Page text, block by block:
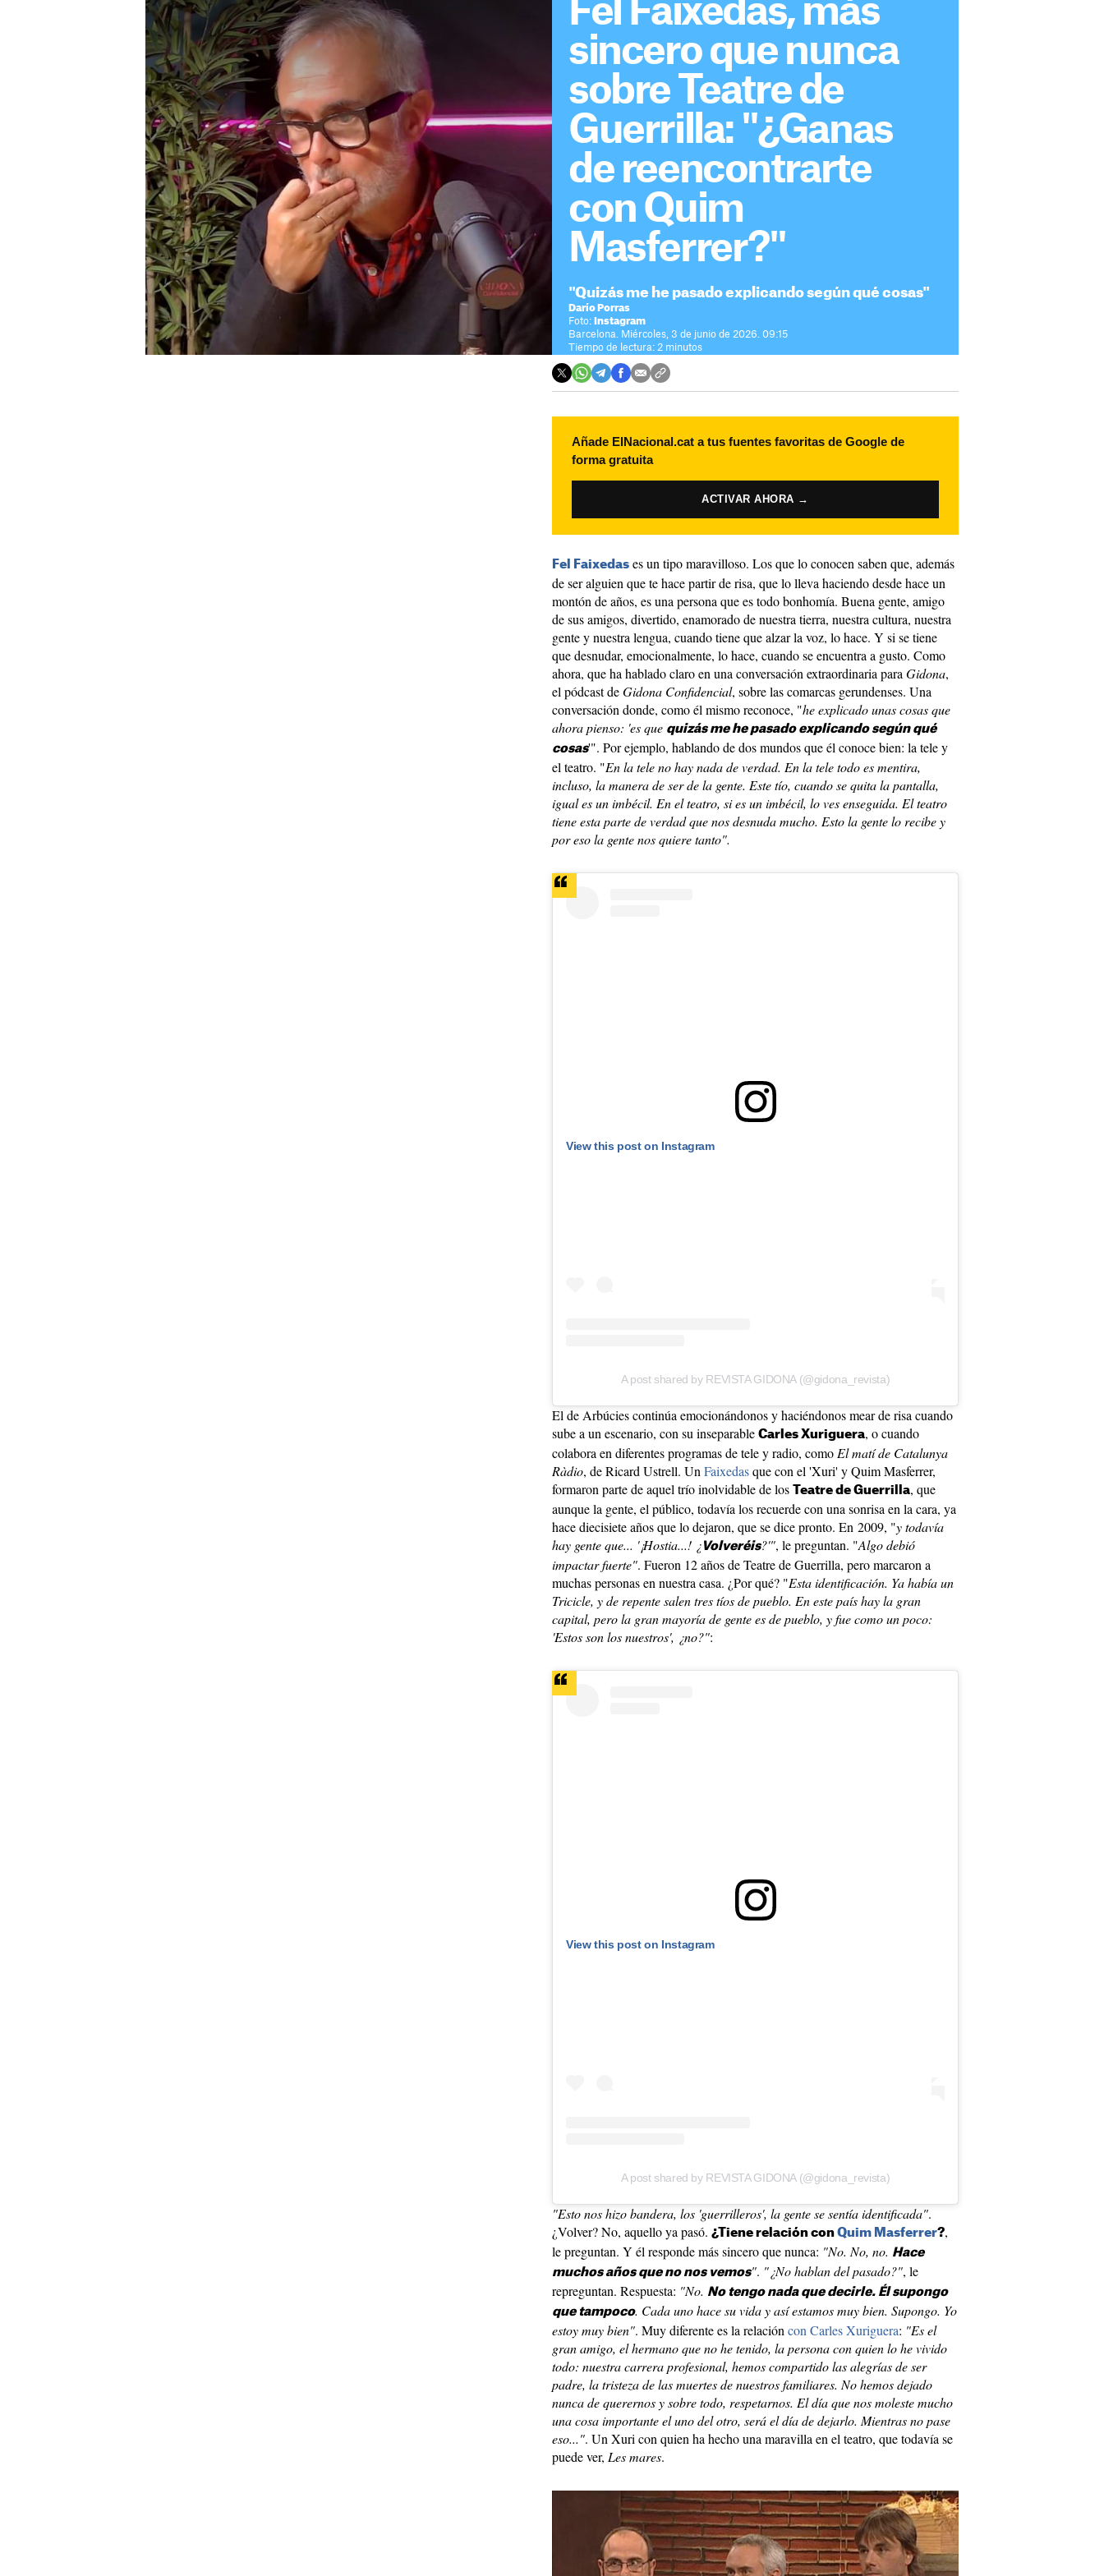
Fel Faixedas, más
sincero que nunca
sobre Teatre de
Guerrilla: "¿Ganas
de reencontrarte
con Quim
Masferrer?"
"Quizás me he pasado explicando según qué cosas"
Darío Porras
Foto: Instagram
Barcelona. Miércoles, 3 de junio de 2026. 09:15
Tiempo de lectura: 2 minutos
Añade ElNacional.cat a tus fuentes favoritas de Google de
forma gratuita
ACTIVAR AHORA →
Fel Faixedas es un tipo maravilloso. Los que lo conocen saben que, además
de ser alguien que te hace partir de risa, que lo lleva haciendo desde hace un
montón de años, es una persona que es todo bonhomía. Buena gente, amigo
de sus amigos, divertido, enamorado de nuestra tierra, nuestra cultura, nuestra
gente y nuestra lengua, cuando tiene que alzar la voz, lo hace. Y si se tiene
que desnudar, emocionalmente, lo hace, cuando se encuentra a gusto. Como
ahora, que ha hablado claro en una conversación extraordinaria para Gidona,
el pódcast deGidona Confidencial, sobre las comarcas gerundenses. Una
conversación donde, como él mismo reconoce, "he explicado unas cosas que
ahora pienso: 'es que quizás me he pasado explicando según qué
cosas'". Por ejemplo, hablando de dos mundos que él conoce bien: la tele y
el teatro. "En la tele no hay nada de verdad. En la tele todo es mentira,
incluso, la manera de ser de la gente. Este tío, cuando se quita la pantalla,
igual es un imbécil. En el teatro, si es un imbécil, lo ves enseguida. El teatro
tiene esta parte de verdad que nos desnuda mucho. Esto la gente lo recibe y
por eso la gente nos quiere tanto".
View this post on Instagram
A post shared by REVISTA GIDONA (@gidona_revista)
El de Arbúcies continúa emocionándonos y haciéndonos mear de risa cuando
sube a un escenario, con su inseparable Carles Xuriguera, o cuando
colabora en diferentes programas de tele y radio, comoEl matí de Catalunya
Ràdio, de Ricard Ustrell. UnFaixedasque con el 'Xuri' y Quim Masferrer,
formaron parte de aquel trío inolvidable de los
Teatre de Guerrilla, que
aunque la gente, el público, todavía los recuerde con una sonrisa en la cara, ya
hace diecisiete años que lo dejaron, que se dice pronto. En 2009, "y todavía
hay gente que... '¡Hostia...! ¿ Volveréis?'", le preguntan. "Algo debió
impactar fuerte". Fueron 12 años de Teatre de Guerrilla, pero marcaron a
muchas personas en nuestra casa. ¿Por qué? "Esta identificación. Ya había un
Tricicle, y de repente salen tres tíos de pueblo. En este país hay la gran
capital, pero la gran mayoría de gente es de pueblo, y fue como un poco:
'Estos son los nuestros', ¿no?":
View this post on Instagram
A post shared by REVISTA GIDONA (@gidona_revista)
"Esto nos hizo bandera, los 'guerrilleros', la gente se sentía identificada".
¿Volver? No, aquello ya pasó. ¿Tiene relación con Quim Masferrer?,
le preguntan. Y él responde más sincero que nunca: "No. No, no. Hace
muchos años que no nos vemos". "¿No hablan del pasado?", le
repreguntan. Respuesta: "No. No tengo nada que decirle. Él supongo
que tampoco. Cada uno hace su vida y así estamos muy bien. Supongo. Yo
estoy muy bien". Muy diferente es la relación con Carles Xuriguera: "Es el
gran amigo, el hermano que no he tenido, la persona con quien lo he vivido
todo: nuestra carrera profesional, hemos compartido las alegrías de ser
padre, la tristeza de las muertes de nuestros familiares. No hemos dejado
nunca de querernos y sobre todo, respetarnos. El día que nos moleste mucho
una cosa importante el uno del otro, será el día de dejarlo. Mientras no pase
eso...". Un Xuri con quien ha hecho una maravilla en el teatro, que todavía se
puede ver, Les mares.